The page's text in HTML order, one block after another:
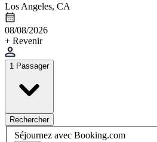
Los Angeles, CA
08/08/2026
+ Revenir
1 Passager
Rechercher
Séjournez avec Booking.com